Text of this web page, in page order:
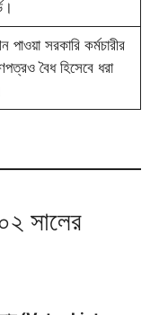
পাওয়া সরকারি কর্মচারীর
বৈধ হিসেবে ধরা
সালের